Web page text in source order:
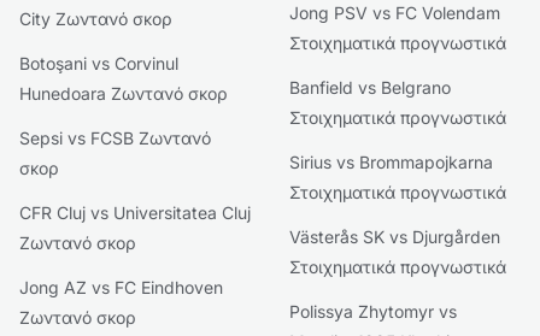
City Ζωντανό σκορ
Botoşani vs Corvinul
Hunedoara Ζωντανό σκορ
Sepsi vs FCSB Ζωντανό
σκορ
CFR Cluj vs Universitatea Cluj
Ζωντανό σκορ
Jong AZ vs FC Eindhoven
Ζωντανό σκορ
Jong PSV vs FC Volendam
Στοιχηματικά προγνωστικά
Banfield vs Belgrano
Στοιχηματικά προγνωστικά
Sirius vs Brommapojkarna
Στοιχηματικά προγνωστικά
Västerås SK vs Djurgården
Στοιχηματικά προγνωστικά
Polissya Zhytomyr vs